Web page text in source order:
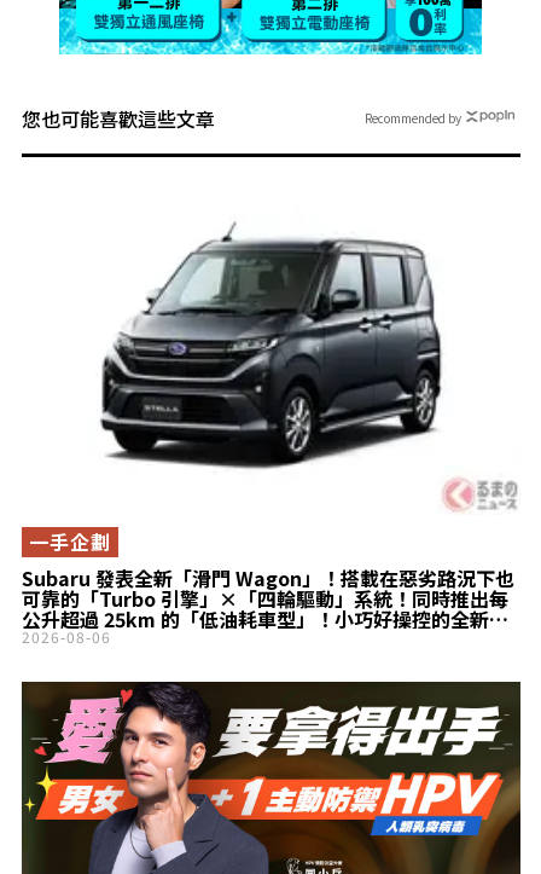
您也可能喜歡這些文章
Subaru 發表全新「滑門 Wagon」！搭載在惡劣路況下也
可靠的「Turbo 引擎」×「四輪驅動」系統！同時推出每
公升超過 25km 的「低油耗車型」！小巧好操控的全新
Stella 登場！
一手企劃
2026-08-06
Recommended by